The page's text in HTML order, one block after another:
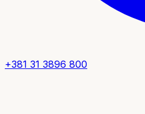
+381 31 3896 800